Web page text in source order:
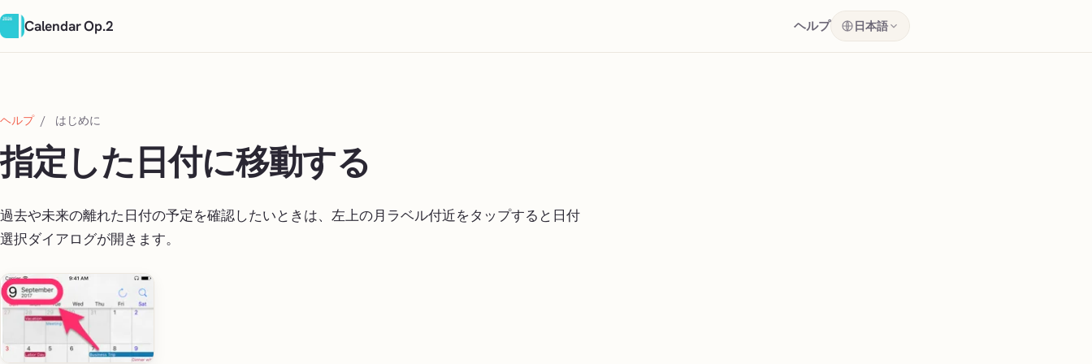
Calendar Op.2 ヘルプ 日本語
ヘルプ / はじめに
指定した日付に移動する
過去や未来の離れた日付の予定を確認したいときは、左上の月ラベル付近をタップすると日付
選択ダイアログが開きます。